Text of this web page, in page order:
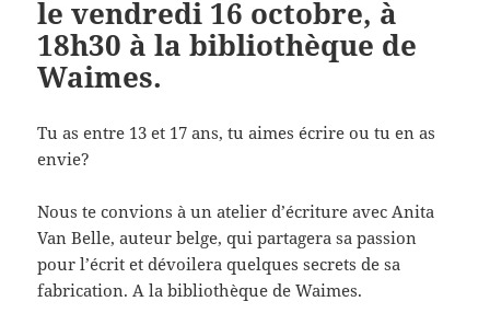
le vendredi 16 octobre, à
18h30 à la bibliothèque de
Waimes.
Tu as entre 13 et 17 ans, tu aimes écrire ou tu en as
envie?
Nous te convions à un atelier d’écriture avec Anita
Van Belle, auteur belge, qui partagera sa passion
pour l’écrit et dévoilera quelques secrets de sa
fabrication. A la bibliothèque de Waimes.